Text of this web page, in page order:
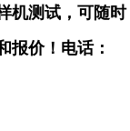
机测试，可随时
报价！电话：